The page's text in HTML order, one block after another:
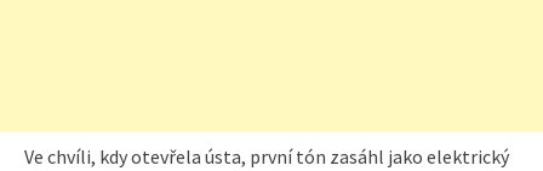
Ve chvíli, kdy otevřela ústa, první tón zasáhl jako elektrický